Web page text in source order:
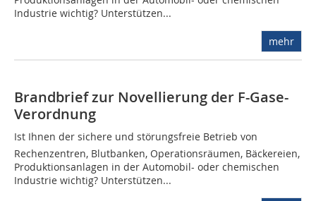
Industrie wichtig? Unterstützen...
mehr
Brandbrief zur Novellierung der F-Gase-
Verordnung
Ist Ihnen der sichere und störungsfreie Betrieb von
Rechenzentren, Blutbanken, Operationsräumen, Bäckereien,
Produktionsanlagen in der Automobil- oder chemischen
Industrie wichtig? Unterstützen...